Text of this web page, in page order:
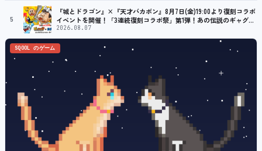
5
『城とドラゴン』×『天才バカボン』8月7日(金)19:00より復刻コラボ
イベントを開催！「3連続復刻コラボ祭」第1弾！あの伝説のギャグア
ニメが登場
2026.08.07
SQOOL のゲーム